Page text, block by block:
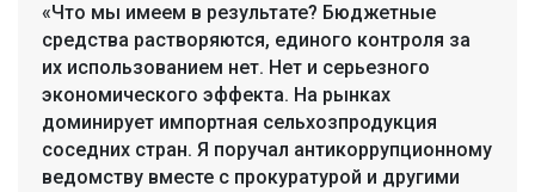
«Что мы имеем в результате? Бюджетные
средства растворяются, единого контроля за
их использованием нет. Нет и серьезного
экономического эффекта. На рынках
доминирует импортная сельхозпродукция
соседних стран. Я поручал антикоррупционному
ведомству вместе с прокуратурой и другими